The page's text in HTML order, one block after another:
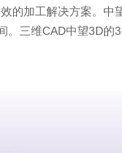
的加工解决方案。中
三维CAD中望3D的